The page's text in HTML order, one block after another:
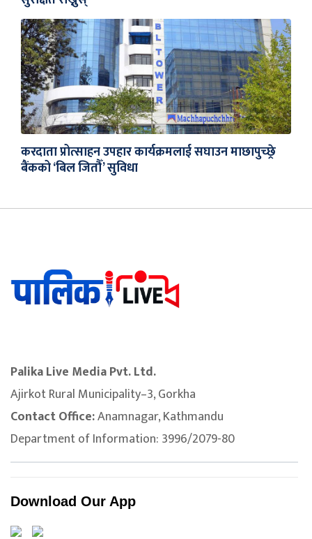
करदाता प्रोत्साहन उपहार कार्यक्रमलाई सघाउन माछापुच्छ्रे
बैंकको ‘बिल जितौँ’ सुविधा
Palika Live Media Pvt. Ltd.
Ajirkot Rural Municipality–3, Gorkha
Contact Office:Anamnagar, Kathmandu
Department of Information: 3996/2079-80
Download Our App